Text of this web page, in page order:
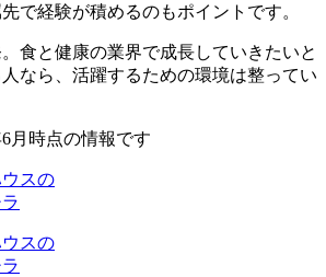
で経験が積めるのもポイントです。
食と健康の業界で成長していきたいと
なら、活躍するための環境は整ってい
月時点の情報です
スの
スの